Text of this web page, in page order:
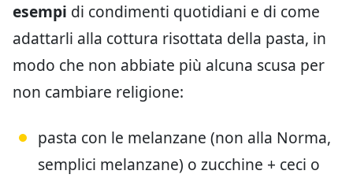
esempi di condimenti quotidiani e di come
adattarli alla cottura risottata della pasta, in
modo che non abbiate più alcuna scusa per
non cambiare religione:
pasta con le melanzane (non alla Norma,
semplici melanzane) o zucchine + ceci o